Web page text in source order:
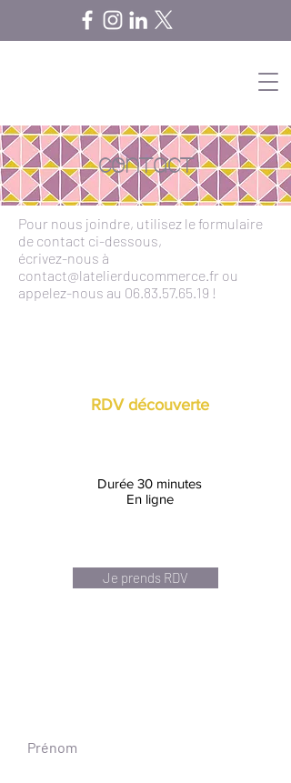
CONTACT
Pour nous joindre, utilisez le formulaire
de contact ci-dessous,
écrivez-nous à
contact@latelierducommerce.fr ou
appelez-nous au 06.83.57.65.19 !
RDV découverte
Durée 30 minutes
En ligne
Je prends RDV
Prénom